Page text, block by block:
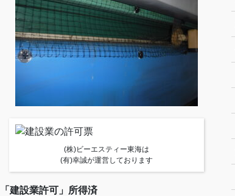
(株)ビーエスティー東海は
(有)幸誠が運営しております
「建設業許可」所得済